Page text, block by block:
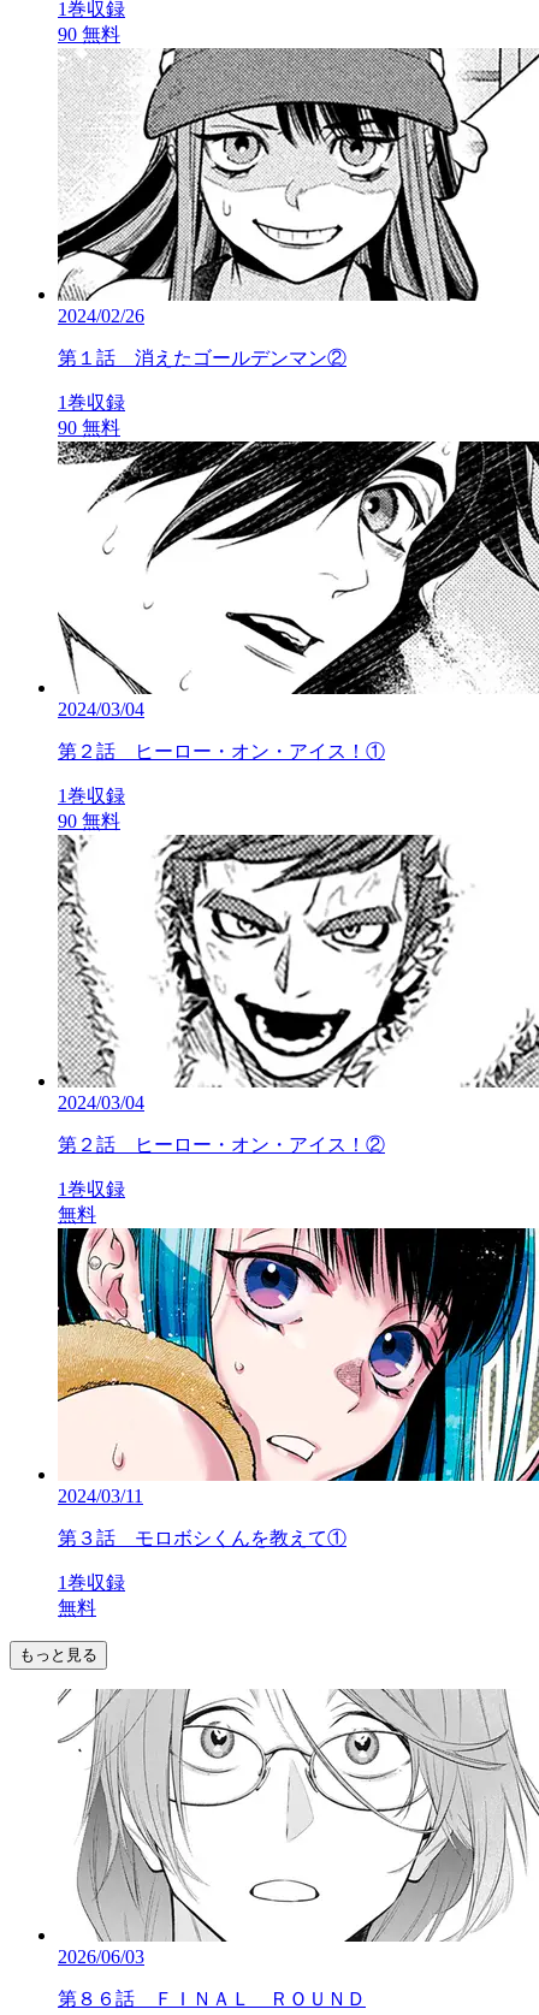
1巻収録
90 無料
2024/02/26
第１話 消えたゴールデンマン②
1巻収録
90 無料
2024/03/04
第２話 ヒーロー・オン・アイス！①
1巻収録
90 無料
2024/03/04
第２話 ヒーロー・オン・アイス！②
1巻収録
無料
2024/03/11
第３話 モロボシくんを教えて①
1巻収録
無料
もっと見る
2026/06/03
第８６話 ＦＩＮＡＬ ＲＯＵＮＤ